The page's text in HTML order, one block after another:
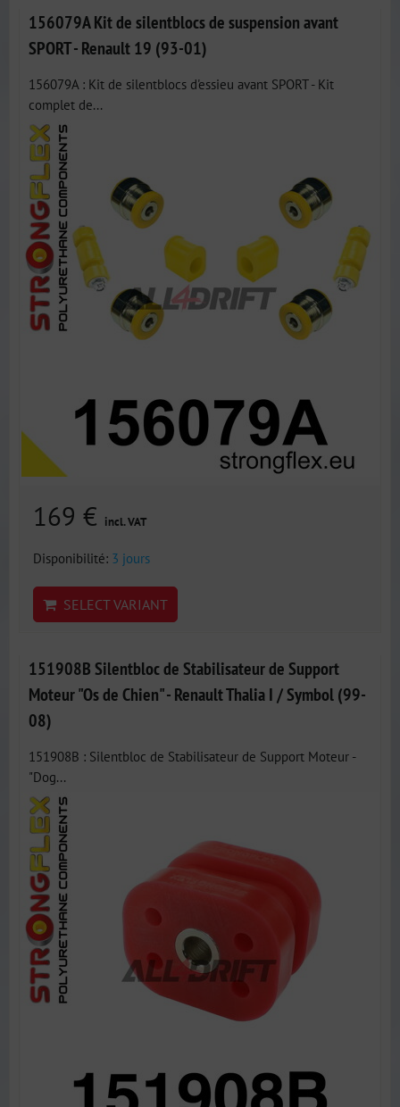
156079A Kit de silentblocs de suspension avant
SPORT - Renault 19 (93-01)
156079A : Kit de silentblocs d'essieu avant SPORT - Kit
complet de...
169 € incl. VAT
Disponibilité: 3 jours
SELECT VARIANT
151908B Silentbloc de Stabilisateur de Support
Moteur "Os de Chien" - Renault Thalia I / Symbol (99-
08)
151908B : Silentbloc de Stabilisateur de Support Moteur -
"Dog...